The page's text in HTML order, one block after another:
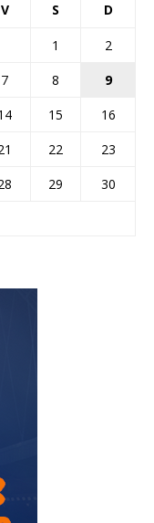
V S D
1
2
7 8
9
15
16
22
23
29
30